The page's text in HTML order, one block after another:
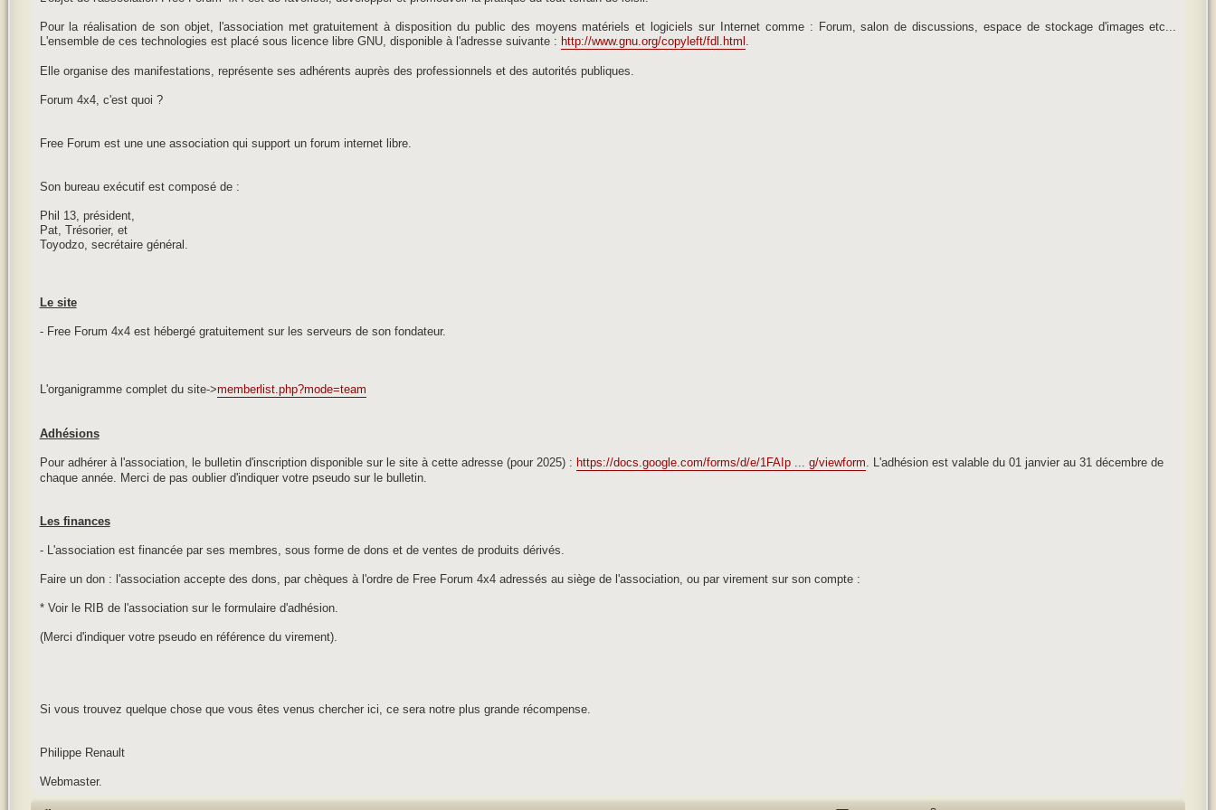
Pour la réalisation de son objet, l'association met gratuitement à disposition du public des moyens matériels et logiciels sur Internet comme : Forum, salon de discussions, espace de stockage d'images etc...
L'ensemble de ces technologies est placé sous licence libre GNU, disponible à l'adresse suivante : http://www.gnu.org/copyleft/fdl.html .
Elle organise des manifestations, représente ses adhérents auprès des professionnels et des autorités publiques.
Forum 4x4, c'est quoi ?
Free Forum est une une association qui support un forum internet libre.
Son bureau exécutif est composé de :
Phil 13, président,
Pat, Trésorier, et
Toyodzo, secrétaire général.
Le site
- Free Forum 4x4 est hébergé gratuitement sur les serveurs de son fondateur.
L'organigramme complet du site->memberlist.php?mode=team
Adhésions
Pour adhérer à l'association, le bulletin d'inscription disponible sur le site à cette adresse (pour 2025) : https://docs.google.com/forms/d/e/1FAIp ... g/viewform. L'adhésion est valable du 01 janvier au 31 décembre de
chaque année. Merci de pas oublier d'indiquer votre pseudo sur le bulletin.
Les finances
- L'association est financée par ses membres, sous forme de dons et de ventes de produits dérivés.
Faire un don : l'association accepte des dons, par chèques à l'ordre de Free Forum 4x4 adressés au siège de l'association, ou par virement sur son compte :
* Voir le RIB de l'association sur le formulaire d'adhésion.
(Merci d'indiquer votre pseudo en référence du virement).
Si vous trouvez quelque chose que vous êtes venus chercher ici, ce sera notre plus grande récompense.
Philippe Renault
Webmaster.